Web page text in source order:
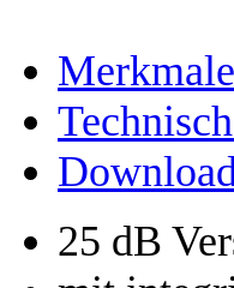
Merkmale
25 dB